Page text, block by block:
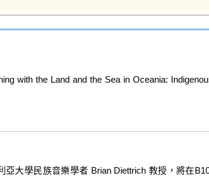
the Land and the Sea in Oceania:
大學民族音樂學者 Brian Diettrich 教授，將在